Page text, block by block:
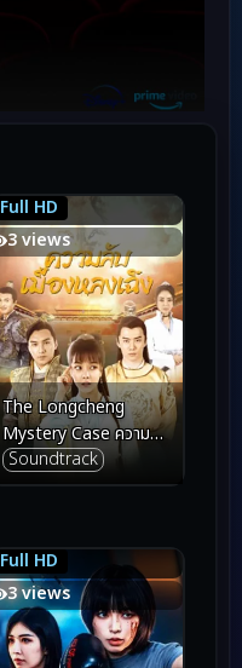
Full HD
5.6
3 views
5.6
The Longcheng
Mystery Case ความลับ
เมืองหลงเฉิง (2024)
Soundtrack
Full HD
6.1
3 views
6.1